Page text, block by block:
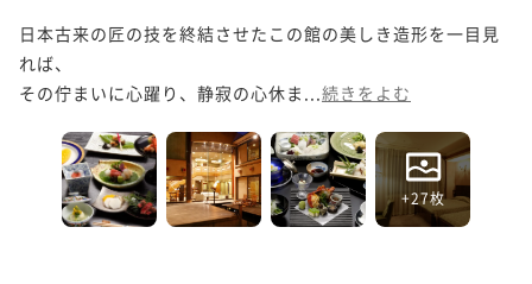
日本古来の匠の技を終結させたこの館の美しき造形を一目見
れば、
その佇まいに心躍り、静寂の心休ま... 続きをよむ
+27枚